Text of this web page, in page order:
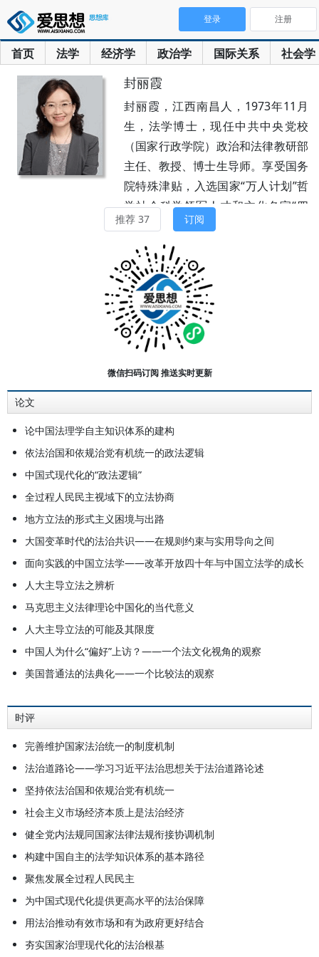
首页 法学 经济学 政治学 国际关系 社会学
登录 注册
封丽霞
封丽霞，江西南昌人，1973年11月
生，法学博士，现任中共中央党校
（国家行政学院）政治和法律教研部
主任、教授、博士生导师。享受国务
院特殊津贴，入选国家“万人计划”哲
学社会科学领军人才和文化名家“四
个一批”人才，兼任国务院学位委员
会法学评议组成员、全国人大常委会
备案审查专家委员会委员。1991年
进入北京大学法律系学习，先后获法
学与经济法双学士、法学理论硕士及
博士学位。2001年起任教于中央党
校政法教研部，历任法理学教研室副
主任、主任及教研部副主任，2018
2012-2013年挂职福建省莆田市副市
长，分管政府法制等工作。主要研究
编纂论》《中央与地方立法关系法治
化研究》《大国立法的逻辑》等专
著，译有罗斯柯·庞德《法理学》，
在《法学研究》《人民日报》等刊发
论文百余篇。主持国家及省部级课
推荐 37 订阅
微信扫码订阅 推送实时更新
论文
论中国法理学自主知识体系的建构
依法治国和依规治党有机统一的政法逻辑
中国式现代化的“政法逻辑”
全过程人民民主视域下的立法协商
地方立法的形式主义困境与出路
大国变革时代的法治共识——在规则约束与实用导向之间
面向实践的中国立法学——改革开放四十年与中国立法学的成长
人大主导立法之辨析
马克思主义法律理论中国化的当代意义
人大主导立法的可能及其限度
中国人为什么“偏好”上访？——一个法文化视角的观察
美国普通法的法典化——一个比较法的观察
时评
完善维护国家法治统一的制度机制
法治道路论——学习习近平法治思想关于法治道路论述
坚持依法治国和依规治党有机统一
社会主义市场经济本质上是法治经济
健全党内法规同国家法律法规衔接协调机制
构建中国自主的法学知识体系的基本路径
聚焦发展全过程人民民主
为中国式现代化提供更高水平的法治保障
用法治推动有效市场和有为政府更好结合
夯实国家治理现代化的法治根基